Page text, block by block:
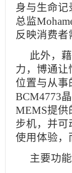
身与生命记
总监
反映消费
此外，
力，博通让
位置与从事
BCM4773
MEMS提供
步机，并可
使用体验，
主要功能